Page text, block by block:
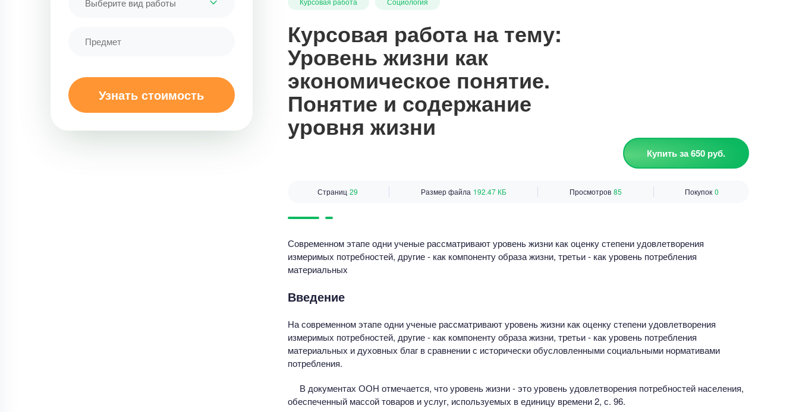
Выберите вид работы
Узнать стоимость
Курсовая работа на тему:
Уровень жизни как
экономическое понятие.
Понятие и содержание
уровня жизни
Купить за 650 руб.
Страниц 29 Размер файла 192.47 КБ Просмотров 85 Покупок 0
Современном этапе одни ученые рассматривают уровень жизни как оценку степени удовлетворения
измеримых потребностей, другие - как компоненту образа жизни, третьи - как уровень потребления
материальных
Введение
На современном этапе одни ученые рассматривают уровень жизни как оценку степени удовлетворения
измеримых потребностей, другие - как компоненту образа жизни, третьи - как уровень потребления
материальных и духовных благ в сравнении с исторически обусловленными социальными нормативами
потребления.
В документах ООН отмечается, что уровень жизни - это уровень удовлетворения потребностей населения,
обеспеченный массой товаров и услуг, используемых в единицу времени 2, с. 96.